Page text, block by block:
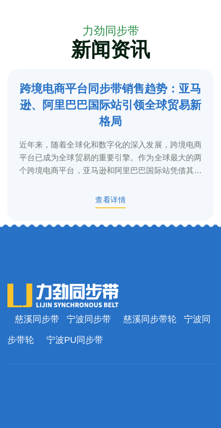
力劲同步带
新闻资讯
5
2025-3
跨境电商平台同步带销售趋势：亚马
逊、阿里巴巴国际站引领全球贸易新
格局
近年来，随着全球化和数字化的深入发展，跨境电商
平台已成为全球贸易的重要引擎。作为全球最大的两
个跨境电商平台，亚马逊和阿里巴巴国际站凭借其庞
查看详情
慈溪同步带 宁波同步带 慈溪同步带轮 宁波同
步带轮 宁波PU同步带